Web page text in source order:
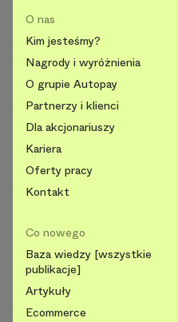
O nas
Kim jesteśmy?
Nagrody i wyróżnienia
O grupie Autopay
Partnerzy i klienci
Dla akcjonariuszy
Kariera
Oferty pracy
Kontakt
Co nowego
Baza wiedzy [wszystkie
publikacje]
Artykuły
Ecommerce